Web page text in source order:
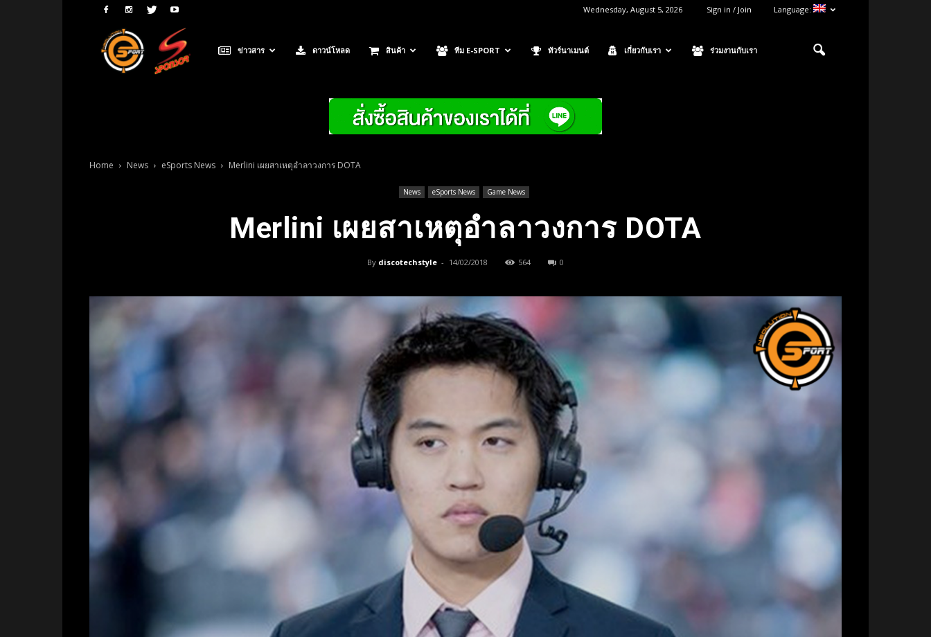
Wednesday, August 5, 2026 Sign in / Join Language:
Neolution
ข่าวสาร ดาวน์โหลด สินค้า ทีม E-SPORT ทัวร์นาเมนต์ เกี่ยวกับเรา ร่วมงานกับเรา
Home News eSports News Merlini เผยสาเหตุอำลาวงการ DOTA
News eSports News Game News
Merlini เผยสาเหตุอำลาวงการ DOTA
By discotechstyle - 14/02/2018 564 0